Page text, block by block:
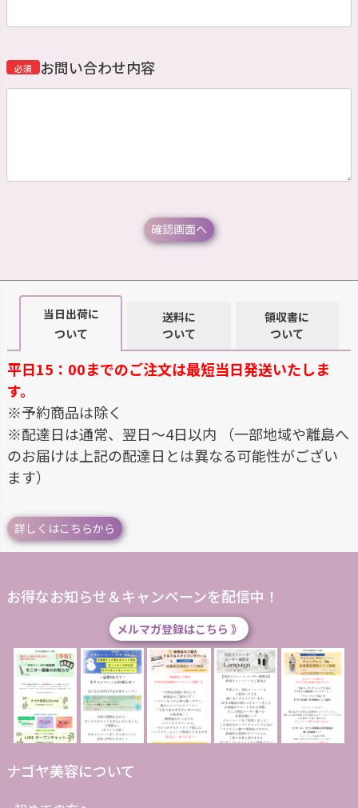
必須 お問い合わせ内容
当日出荷に
ついて
送料に
ついて
領収書に
ついて
平日15：00までのご注文は最短当日発送いたしま
す。
※予約商品は除く
※配達日は通常、翌日～4日以内 （一部地域や離島へ
のお届けは上記の配達日とは異なる可能性がござい
ます）
詳しくはこちらから
お得なお知らせ＆キャンペーンを配信中！
メルマガ登録はこちら 》
ナゴヤ美容について